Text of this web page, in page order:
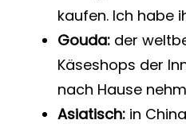
kaufen. Ich habe
Gouda: der
Käseshops der
nach Hause
Asiatisch: in